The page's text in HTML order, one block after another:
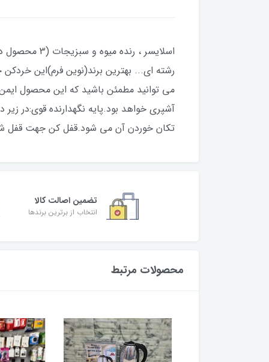
می توانید مطمئن باشید که این محصول
آشپری خواهد بود.پایه نگهدارنده قوی:در
تکان خوردن آن می شود.قفل کن جهت قفل شدن (وکیوم شدن و
تضمین اصالت کالا
انتخاب از برترین برندها
محصولات مرتبط